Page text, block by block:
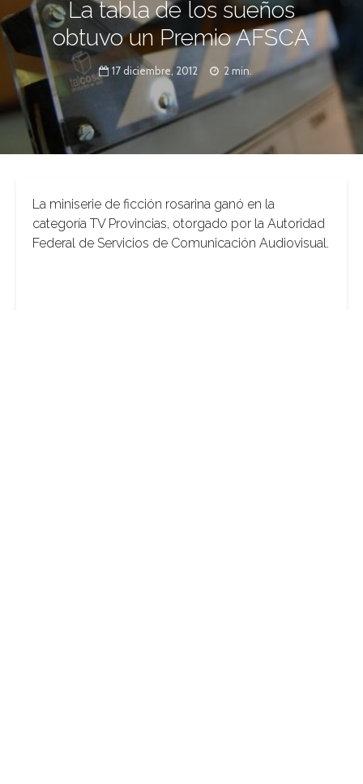
La tabla de los sueños
obtuvo un Premio AFSCA
17 diciembre, 2012 2 min.
La miniserie de ficción rosarina ganó en la
categoría TV Provincias, otorgado por la Autoridad
Federal de Servicios de Comunicación Audiovisual.